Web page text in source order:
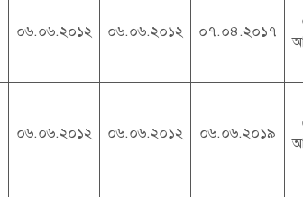
০৬.০৬.২০১২ ০৬.০৬.২০১২ ০৭.০৪.২০১৭
০৬.০৬.২০১২ ০৬.০৬.২০১২ ০৬.০৬.২০১৯